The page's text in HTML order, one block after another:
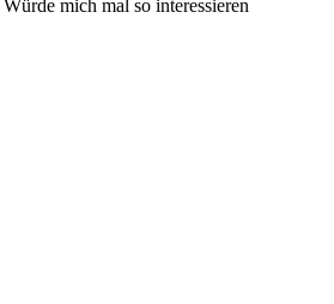
mich mal so interessieren